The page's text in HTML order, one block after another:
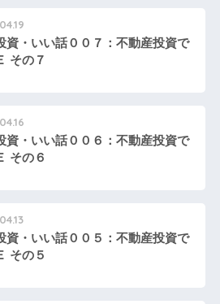
資・いい話００７：不動産投資で
その７
資・いい話００６：不動産投資で
その６
資・いい話００５：不動産投資で
その５